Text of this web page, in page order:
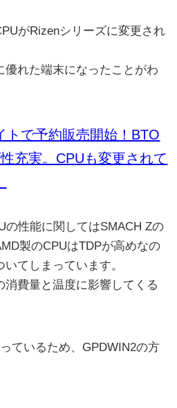
がRizenシリーズに変更され
優れた端末になったことがわ
トで予約販売開始！BTO
充実。CPUも変更されて
の性能に関してはSMACH Zの
製のCPUはTDPが高めなの
てしまっています。
消費量と温度に影響してくる
ているため、GPDWIN2の方